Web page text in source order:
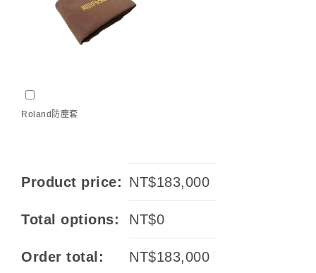
Roland防塵套
Product price: NT$183,000
Total options: NT$0
Order total: NT$183,000